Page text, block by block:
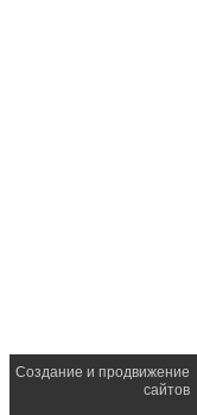
Создание и продвижение
сайтов